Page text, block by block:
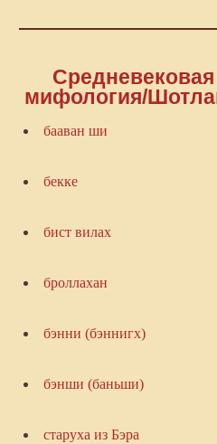
мифология/
бааван ши
бекке
бист вилах
броллахан
бэнни (бэннигх)
бэнши (баньши)
старуха из Бэра